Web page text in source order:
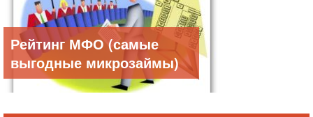
Рейтинг МФО (самые
выгодные микрозаймы)